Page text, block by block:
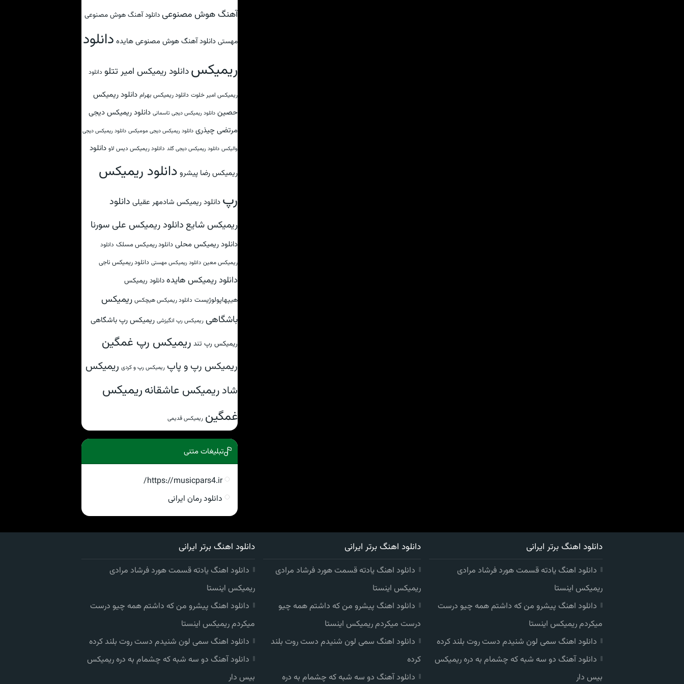
آهنگ هوش مصنوعی دانلود آهنگ هوش مصنوعی
مهستی دانلود آهنگ هوش مصنوعی هایده دانلود
ریمیکسدانلود ریمیکس امیر تتلو دانلود
ریمیکس امیر خلوت دانلود ریمیکس بهرام دانلود ریمیکس
حصین دانلود ریمیکس دیجی تاسمانی دانلود ریمیکس دیجی
مرتضی چیذری دانلود ریمیکس دیجی مومیکس دانلود ریمیکس دیجی
والیکس دانلود ریمیکس دیجی گلد دانلود ریمیکس دیس لاو دانلود
ریمیکس رضا پیشرو دانلود ریمیکس
رپ دانلود ریمیکس شادمهر عقیلی دانلود
ریمیکس شایع دانلود ریمیکس علی سورنا
دانلود ریمیکس محلی دانلود ریمیکس مسلک دانلود
ریمیکس معین دانلود ریمیکس مهستی دانلود ریمیکس ناجی
دانلود ریمیکس هایده دانلود ریمیکس
هیپهاپولوژیست دانلود ریمیکس هیچکس ریمیکس
باشگاهی ریمیکس رپ انگیزشی ریمیکس رپ باشگاهی
ریمیکس رپ تند ریمیکس رپ غمگین
ریمیکس رپ و پاپ ریمیکس رپ و کردی ریمیکس
شادریمیکس عاشقانهریمیکس
غمگین ریمیکس قدیمی
تبلیغات متنی
https://musicpars4.ir/
دانلود رمان ایرانی
دانلود اهنگ برتر ایرانی
دانلود اهنگ یادته قسمت هورد فرشاد مرادی
ریمیکس اینستا
دانلود اهنگ پیشرو من که داشتم همه چیو درست
میکردم ریمیکس اینستا
دانلود اهنگ سمی لون شنیدم دست روت بلند کرده
دانلود آهنگ دو سه شبه که چشمام به دره ریمیکس
بیس دار
دانلود اهنگ برتر ایرانی
دانلود اهنگ یادته قسمت هورد فرشاد مرادی
ریمیکس اینستا
دانلود اهنگ پیشرو من که داشتم همه چیو
درست میکردم ریمیکس اینستا
دانلود اهنگ سمی لون شنیدم دست روت بلند
کرده
دانلود آهنگ دو سه شبه که چشمام به دره
دانلود اهنگ برتر ایرانی
دانلود اهنگ یادته قسمت هورد فرشاد مرادی
ریمیکس اینستا
دانلود اهنگ پیشرو من که داشتم همه چیو درست
میکردم ریمیکس اینستا
دانلود اهنگ سمی لون شنیدم دست روت بلند کرده
دانلود آهنگ دو سه شبه که چشمام به دره ریمیکس
بیس دار